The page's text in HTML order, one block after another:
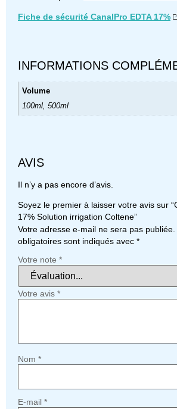
Fiche de sécurité CanalPro EDTA 17%
INFORMATIONS
Volume
100ml, 500ml
AVIS
Il n’y a pas encore d’avis.
Soyez le premier à laisser votre avis sur
17% Solution irrigation Coltene”
Votre adresse e-mail ne sera pas publiée.
obligatoires sont indiqués avec *
Votre note *
Votre avis *
Nom *
E-mail *